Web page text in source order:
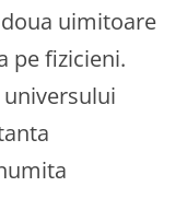
uimitoare
pe fizicieni.
universului